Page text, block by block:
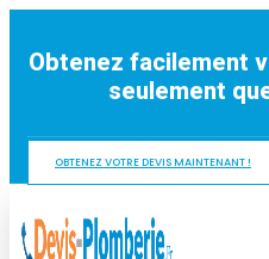
contenu
Obtenez facilement
seulement
OBTENEZ VOTRE DEVIS MAINTENANT !